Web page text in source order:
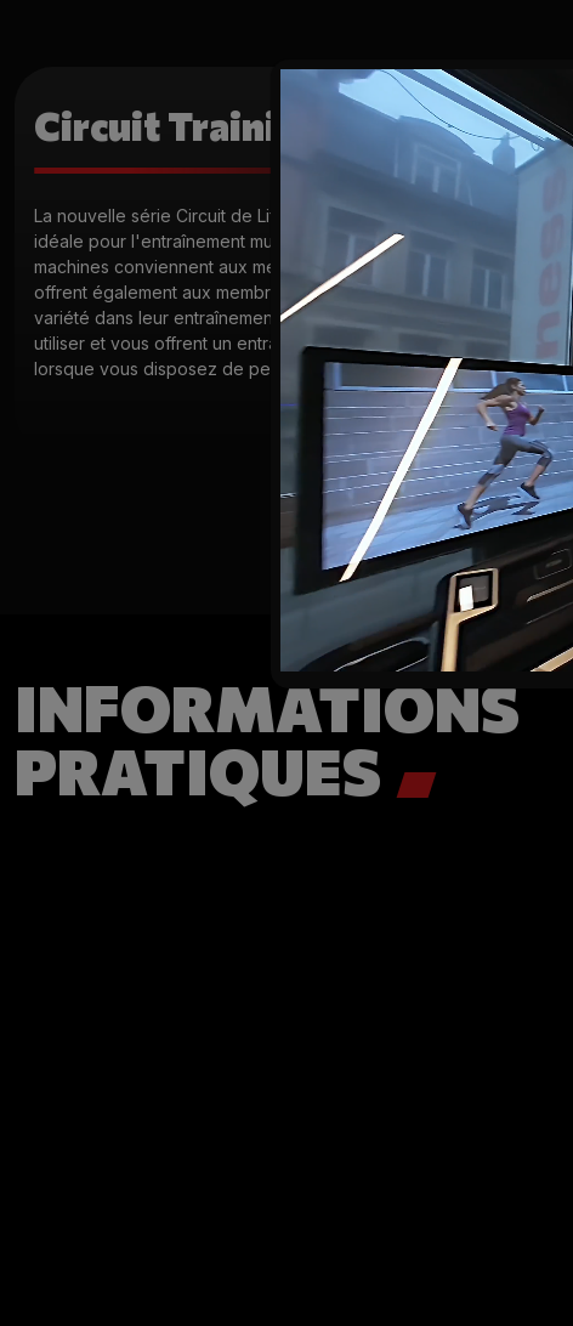
Circuit Training
La nouvelle série Circuit de Life Fitness est une solution
idéale pour l'entraînement musculaire de tous. Ces
machines conviennent aux membres débutants, mais
offrent également aux membres avancés une plus grande
variété dans leur entraînement. Elles sont très faciles à
utiliser et vous offrent un entraînement complet, même
lorsque vous disposez de peu de temps.
INFORMATIONS
PRATIQUES